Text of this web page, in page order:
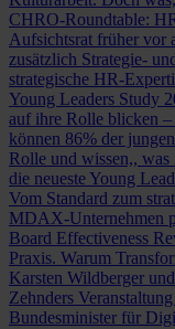
CHRO-Roundtable:
Aufsichtsrat früher vor
zusätzlich Strategie-
strategische HR-
Young Leaders Study
auf ihre Rolle blicken –
können 86% der
Rolle und wissen,,
die neueste Young
Vom Standard zum
MDAX-Unternehmen
Board Effectiveness
Praxis. Warum
Karsten Wildberger
Zehnders
Bundesminister für